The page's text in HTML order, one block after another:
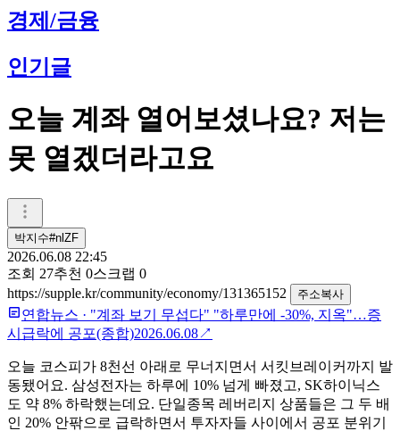
경제/금융
인기글
오늘 계좌 열어보셨나요? 저는
못 열겠더라고요
박지수#nlZF
2026.06.08 22:45
조회 27추천 0스크랩 0
https://supple.kr/community/economy/131365152
주소복사
연합뉴스 · "계좌 보기 무섭다" "하루만에 -30%, 지옥"…증
시급락에 공포(종합)2026.06.08↗
오늘 코스피가 8천선 아래로 무너지면서 서킷브레이커까지 발
동됐어요. 삼성전자는 하루에 10% 넘게 빠졌고, SK하이닉스
도 약 8% 하락했는데요. 단일종목 레버리지 상품들은 그 두 배
인 20% 안팎으로 급락하면서 투자자들 사이에서 공포 분위기